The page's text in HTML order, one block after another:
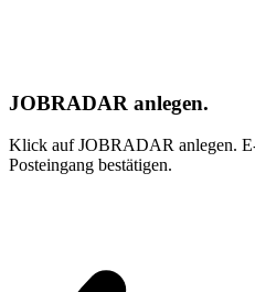
JOBRADAR anlegen.
Klick auf JOBRADAR anlegen.
Posteingang bestätigen.